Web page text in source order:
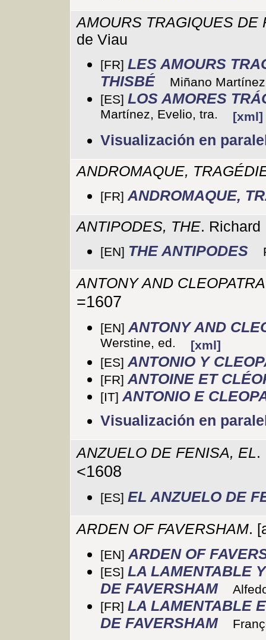
AMOURS TRAGIQUES
de Viau
[FR] LES AMOURS
THISBÉ
Miñano
[ES] LOS AMORES
Martínez, Evelio, tra.
[xml]
Visualización en
ANDROMAQUE,
[FR] ANDROMAQUE,
ANTIPODES, THE. Richard
[EN] THE ANTIPODES
ANTONY AND CLEOPATRA
=1607
[EN] ANTONY AND
Werstine, ed.
[xml]
[ES] ANTONIO Y
[FR] ANTOINE ET
[IT] ANTONIO E
Visualización en
ANZUELO DE FENISA, EL.
<1608
[ES] EL ANZUELO DE
ARDEN OF FAVERSHAM.
[EN] ARDEN OF
[ES] LA LAMENTABLE
DE FAVERSHAM
[FR] LA LAMENTABLE
DE FAVERSHAM